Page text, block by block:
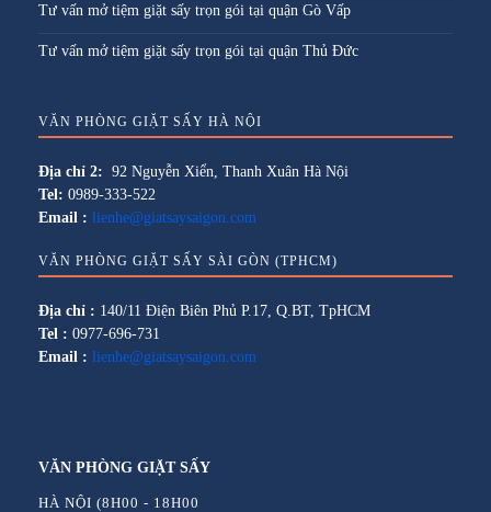
Tư vấn mở tiệm giặt sấy trọn gói tại quận Gò Vấp
Tư vấn mở tiệm giặt sấy trọn gói tại quận Thủ Đức
VĂN PHÒNG GIẶT SẤY HÀ NỘI
Địa chỉ 2: 92 Nguyễn Xiển, Thanh Xuân Hà Nội
Tel: 0989-333-522
Email : lienhe@giatsaysaigon.com
VĂN PHÒNG GIẶT SẤY SÀI GÒN (TPHCM)
Địa chỉ : 140/11 Điện Biên Phủ P.17, Q.BT, TpHCM
Tel : 0977-696-731
Email : lienhe@giatsaysaigon.com
VĂN PHÒNG GIẶT SẤY
HÀ NỘI (8H00 - 18H00